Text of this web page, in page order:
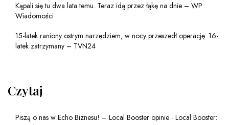
Kąpali się tu dwa lata temu. Teraz idą przez łąkę na dnie – WP
Wiadomości
15-latek raniony ostrym narzędziem, w nocy przeszedł operację. 16-
latek zatrzymany – TVN24
Czytaj
Piszą o nas w Echo Biznesu! – Local Booster opinie - Local Booster: